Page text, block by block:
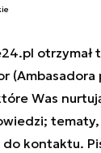
otrzymał
Was
do kontaktu.